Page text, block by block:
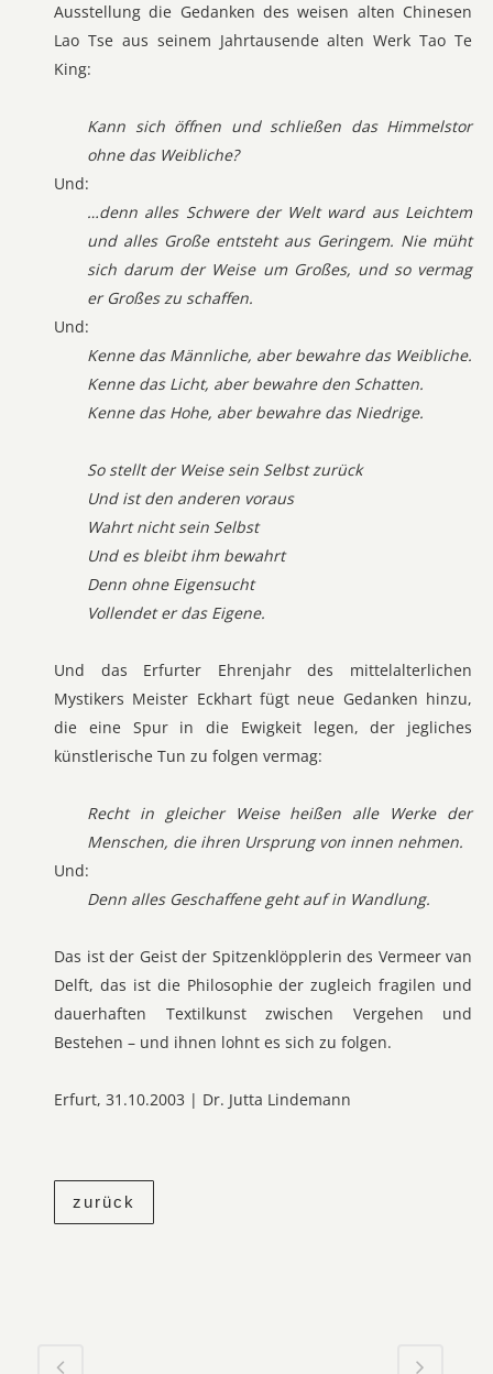
Ausstellung die Gedanken des weisen alten Chinesen
Lao Tse aus seinem Jahrtausende alten Werk Tao Te
King:
Kann sich öffnen und schließen das Himmelstor
ohne das Weibliche?
Und:
…denn alles Schwere der Welt ward aus Leichtem
und alles Große entsteht aus Geringem. Nie müht
sich darum der Weise um Großes, und so vermag
er Großes zu schaffen.
Und:
Kenne das Männliche, aber bewahre das Weibliche.
Kenne das Licht, aber bewahre den Schatten.
Kenne das Hohe, aber bewahre das Niedrige.
So stellt der Weise sein Selbst zurück
Und ist den anderen voraus
Wahrt nicht sein Selbst
Und es bleibt ihm bewahrt
Denn ohne Eigensucht
Vollendet er das Eigene.
Und das Erfurter Ehrenjahr des mittelalterlichen
Mystikers Meister Eckhart fügt neue Gedanken hinzu,
die eine Spur in die Ewigkeit legen, der jegliches
künstlerische Tun zu folgen vermag:
Recht in gleicher Weise heißen alle Werke der
Menschen, die ihren Ursprung von innen nehmen.
Und:
Denn alles Geschaffene geht auf in Wandlung.
Das ist der Geist der Spitzenklöpplerin des Vermeer van
Delft, das ist die Philosophie der zugleich fragilen und
dauerhaften Textilkunst zwischen Vergehen und
Bestehen – und ihnen lohnt es sich zu folgen.
Erfurt, 31.10.2003 | Dr. Jutta Lindemann
zurück